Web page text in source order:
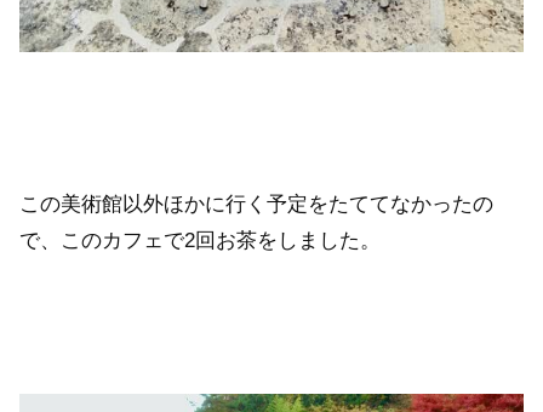
この美術館以外ほかに行く予定をたててなかったの
で、このカフェで2回お茶をしました。